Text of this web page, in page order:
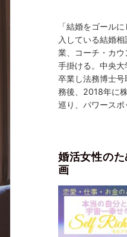
「結婚をゴール
入している結婚
業、コーチ・カ
手掛ける。中央
卒業し法務博士
務後、2018年に
巡り、パワースポ
婚活女性の
画